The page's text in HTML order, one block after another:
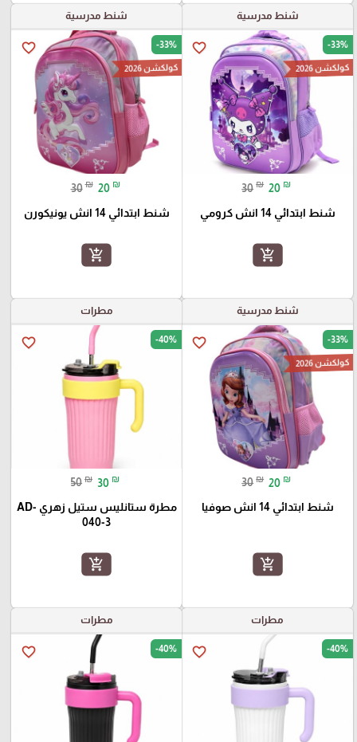
شنط مدرسية
favorite_border -33%
كولكشن 2026
30 ₪ 20 ₪
شنط ابتدائي 14 انش كرومي
add_shopping_cart
شنط مدرسية
favorite_border -33%
كولكشن 2026
30 ₪ 20 ₪
شنط ابتدائي 14 انش يونيكورن
add_shopping_cart
شنط مدرسية
favorite_border -33%
كولكشن 2026
30 ₪ 20 ₪
شنط ابتدائي 14 انش صوفيا
add_shopping_cart
مطرات
favorite_border -40%
50 ₪ 30 ₪
مطرة ستانليس ستيل زهري AD-
040-3
add_shopping_cart
مطرات
favorite_border -40%
مطرات
favorite_border -40%